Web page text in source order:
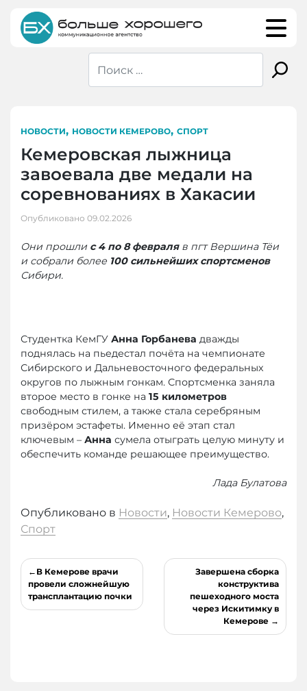
content
НОВОСТИ, НОВОСТИ КЕМЕРОВО, СПОРТ
Кемеровская лыжница
завоевала две медали на
соревнованиях в Хакасии
Опубликовано 09.02.2026
Они прошли с 4 по 8 февраляв пгт Вершина Тёи
и собрали более 100 сильнейших спортсменов
Сибири.
Студентка КемГУ Анна Горбанева дважды
поднялась на пьедестал почёта на чемпионате
Сибирского и Дальневосточного федеральных
округов по лыжным гонкам. Спортсменка заняла
второе место в гонке на 15 километров
свободным стилем, а также стала серебряным
призёром эстафеты. Именно её этап стал
ключевым – Анна сумела отыграть целую минуту и
обеспечить команде решающее преимущество.
Лада Булатова
Опубликовано в Новости, Новости Кемерово,
Спорт
Навигация
по
записям
В Кемерове врачи
провели сложнейшую
трансплантацию почки
Завершена сборка
конструктива
пешеходного моста
через Искитимку в
Кемерове